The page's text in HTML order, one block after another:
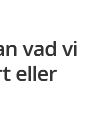
vad vi
eller